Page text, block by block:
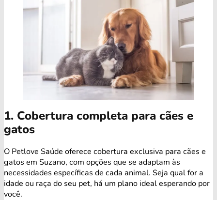
1. Cobertura completa para cães e
gatos
O Petlove Saúde oferece cobertura exclusiva para cães e
gatos em Suzano, com opções que se adaptam às
necessidades específicas de cada animal. Seja qual for a
idade ou raça do seu pet, há um plano ideal esperando por
você.